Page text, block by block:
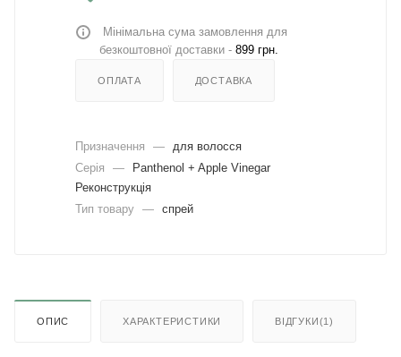
Мінімальна сума замовлення для
безкоштовної доставки - 899 грн.
ОПЛАТА ДОСТАВКА
Призначення —
для волосся
Серія
—
Panthenol + Apple Vinegar
Реконструкція
Тип товару — спрей
ОПИС ХАРАКТЕРИСТИКИ ВІДГУКИ(1)